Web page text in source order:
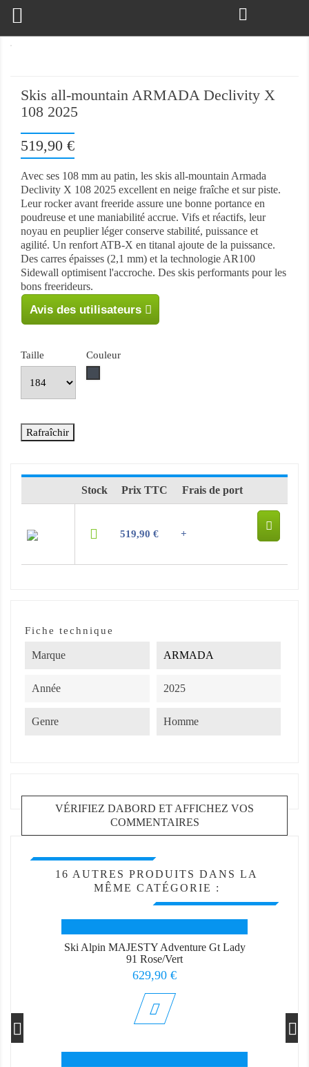

Skis all-mountain ARMADA Declivity X
108 2025
519,90 €
Avec ses 108 mm au patin, les skis all-mountain Armada
Declivity X 108 2025 excellent en neige fraîche et sur piste.
Leur rocker avant freeride assure une bonne portance en
poudreuse et une maniabilité accrue. Vifs et réactifs, leur
noyau en peuplier léger conserve stabilité, puissance et
agilité. Un renfort ATB-X en titanal ajoute de la puissance.
Des carres épaisses (2,1 mm) et la technologie AR100
Sidewall optimisent l'accroche. Des skis performants pour les
bons freerideurs.
Avis des utilisateurs
Taille
Couleur
Stock Prix TTC Frais de port
519,90 € +
Fiche technique
Marque ARMADA
Année 2025
Genre Homme
VÉRIFIEZ DABORD ET AFFICHEZ VOS
COMMENTAIRES
16 AUTRES PRODUITS DANS LA
MÊME CATÉGORIE :
Ski Alpin MAJESTY Adventure Gt Lady
91 Rose/Vert
Prix
629,90 €